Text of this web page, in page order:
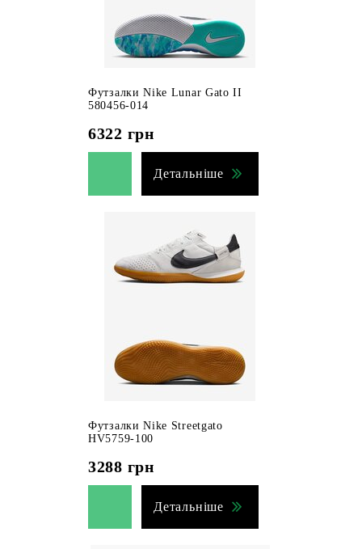
Футзалки Nike Lunar Gato II
580456-014
6322 грн
Детальніше
Футзалки Nike Streetgato
HV5759-100
3288 грн
Детальніше